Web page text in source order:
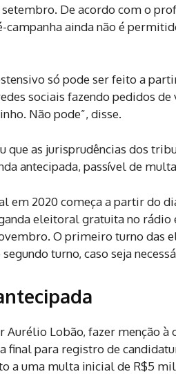
De acordo com o
campanha ainda não é
só pode ser feito a
sociais fazendo pedidos
Não pode”, disse.
que as jurisprudências dos
antecipada, passível de
em 2020 começa a partir do
eleitoral gratuita no rádio
O primeiro turno das
turno, caso seja
Aurélio Lobão, fazer menção
final para registro de
a uma multa inicial de R$5